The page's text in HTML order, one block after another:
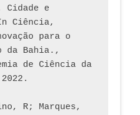
Cidade e
Ciência,
para o
da Bahia.,
de Ciência da
R; Marques,